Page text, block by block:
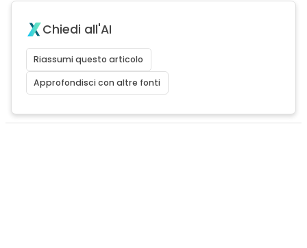
Chiedi all'AI
Riassumi questo articolo
Approfondisci con altre fonti